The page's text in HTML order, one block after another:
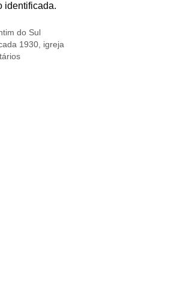
identificada.
do Sul
1930, igreja